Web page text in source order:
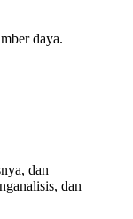
daya.
dan
dan